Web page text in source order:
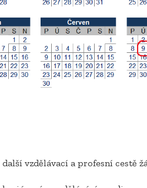
vzdělávací a profesní cestě